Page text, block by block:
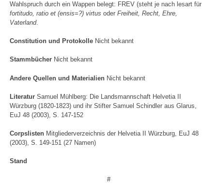
Wahlspruch durch ein Wappen belegt: FREV (steht je nach lesart für
fortitudo, ratio et (ensis=?) virtus oder Freiheit, Recht, Ehre,
Vaterland.
Constitution und Protokolle Nicht bekannt
Stammbücher Nicht bekannt
Andere Quellen und Materialien Nicht bekannt
Literatur Samuel Mühlberg: Die Landsmannschaft Helvetia II
Würzburg (1820-1823) und ihr Stifter Samuel Schindler aus Glarus,
EuJ 48 (2003), S. 147-152
Corpslisten Mitgliederverzeichnis der Helvetia II Würzburg, EuJ 48
(2003), S. 149-151 (27 Namen)
Stand
#